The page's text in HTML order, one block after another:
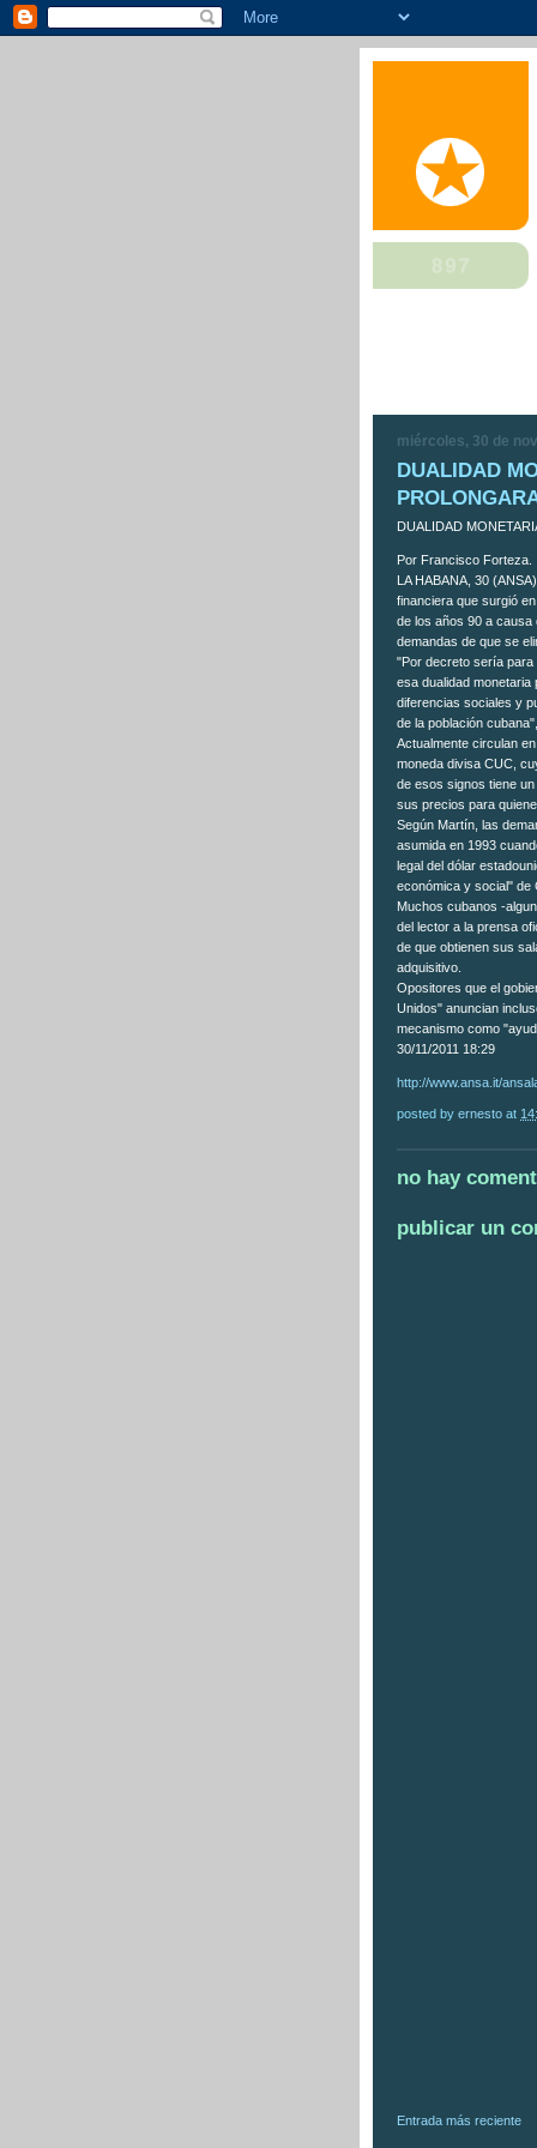
miércoles, 30 de
DUALIDAD
DUALIDAD
Por Francisco Forteza.
LA HABANA, 30
financiera que surgió
de los años 90 a causa
demandas de que se
"Por decreto sería para
esa dualidad monetaria
diferencias sociales y
de la población
Actualmente circulan
moneda divisa CUC,
de esos signos tiene
sus precios para
Según Martín, las
asumida en 1993
legal del dólar
económica y social" de
Muchos cubanos -
del lector a la prensa
de que obtienen sus
adquisitivo.
Opositores que el
Unidos" anuncian
mecanismo como
30/11/2011 18:29
http://www.ansa.it/
posted by ernesto at
no hay
publicar un
Entrada más reciente